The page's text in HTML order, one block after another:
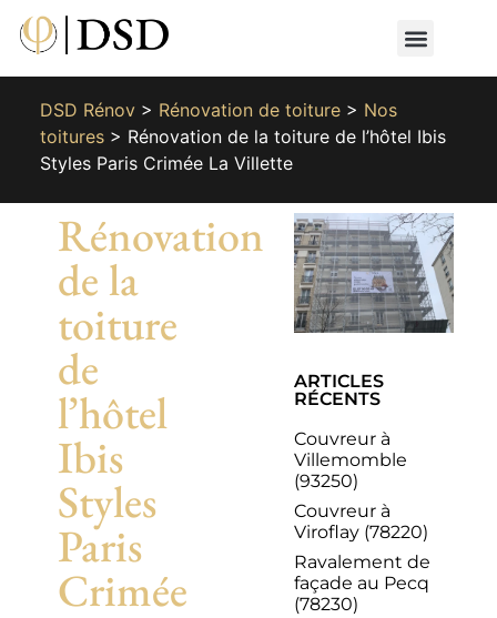
DSD Rénov> Rénovation de toiture> Nos
toitures> Rénovation de la toiture de l’hôtel Ibis
Styles Paris Crimée La Villette
Rénovation
de la
toiture
de
l’hôtel
Ibis
Styles
Paris
Crimée
ARTICLES
RÉCENTS
Couvreur à
Villemomble
(93250)
Couvreur à
Viroflay (78220)
Ravalement de
façade au Pecq
(78230)